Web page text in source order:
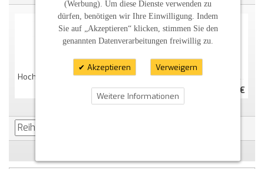
Hochzeitskerze "rustik" Mit Herzbaum
44,36 €
Hochzeitskerze Rustik "Blüten"
48,50 €
(Werbung). Um diese Dienste verwenden zu
dürfen, benötigen wir Ihre Einwilligung. Indem
Sie auf „Akzeptieren“ klicken, stimmen Sie den
genannten Datenverarbeitungen freiwillig zu.
Akzeptieren Verweigern
Weitere Informationen